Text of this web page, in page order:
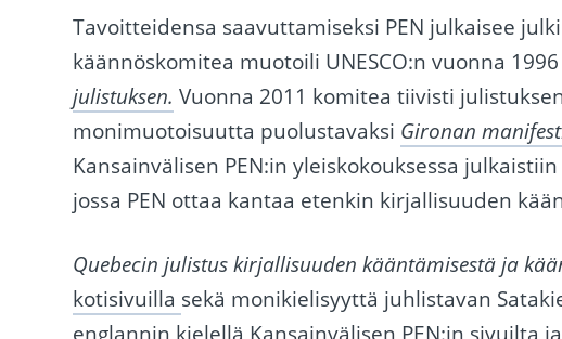
Tavoitteidensa saavuttamiseksi PEN julkaisee
käännöskomitea muotoili UNESCO:n vuonna
julistuksen. Vuonna 2011 komitea tiivisti
monimuotoisuutta puolustavaksi Gironan
Kansainvälisen PEN:in yleiskokouksessa
jossa PEN ottaa kantaa etenkin kirjallisuuden
Quebecin julistus kirjallisuuden kääntämisestä ja
kotisivuilla sekä monikielisyyttä juhlistavan
englannin kielellä Kansainvälisen PEN:in sivuilta